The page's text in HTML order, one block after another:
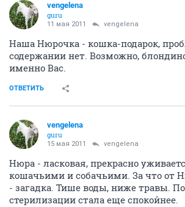
vengelena
guru
11 мая 2011 vengelena
Наша Нюрочка - кошка-подарок,
содержании нет. Возможно,
именно Вас.
ОТВЕТИТЬ
vengelena
guru
15 мая 2011 vengelena
Нюра - ласковая, прекрасно
кошачьими и собачьими. За что от
- загадка. Тише воды, ниже травы.
стерилизации стала еще спокойнее.